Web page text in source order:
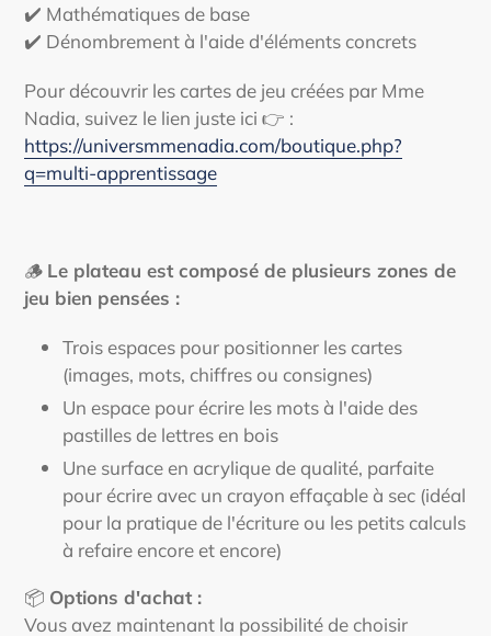
✔️ Mathématiques de base
✔️ Dénombrement à l'aide d'éléments concrets
Pour découvrir les cartes de jeu créées par Mme
Nadia, suivez le lien juste ici 👉 :
https://universmmenadia.com/boutique.php?
q=multi-apprentissage
🪵 Le plateau est composé de plusieurs zones de
jeu bien pensées :
Trois espaces pour positionner les cartes
(images, mots, chiffres ou consignes)
Un espace pour écrire les mots à l'aide des
pastilles de lettres en bois
Une surface en acrylique de qualité, parfaite
pour écrire avec un crayon effaçable à sec (idéal
pour la pratique de l'écriture ou les petits calculs
à refaire encore et encore)
📦 Options d'achat :
Vous avez maintenant la possibilité de choisir